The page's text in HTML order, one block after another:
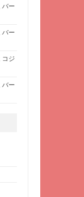
バー
バー
コジ
バー